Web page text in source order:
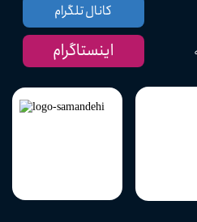
کانال تلگرام
اینستاگرام